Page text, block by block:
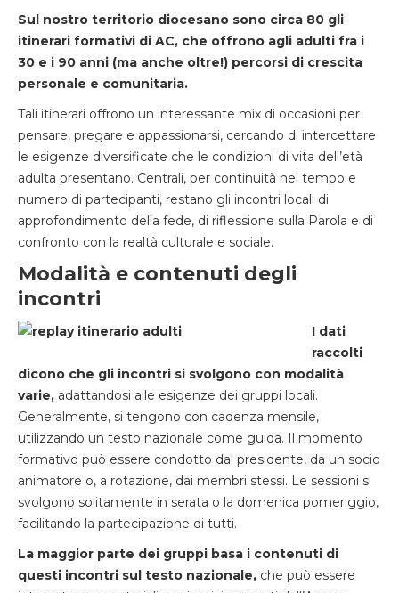
Sul nostro territorio diocesano sono circa 80 gli
itinerari formativi di AC, che offrono agli adulti fra i
30 e i 90 anni (ma anche oltre!) percorsi di crescita
personale e comunitaria.
Tali itinerari offrono un interessante mix di occasioni per
pensare, pregare e appassionarsi, cercando di intercettare
le esigenze diversificate che le condizioni di vita dell’età
adulta presentano. Centrali, per continuità nel tempo e
numero di partecipanti, restano gli incontri locali di
approfondimento della fede, di riflessione sulla Parola e di
confronto con la realtà culturale e sociale.
Modalità e contenuti degli
incontri
I dati
raccolti
dicono che gli incontri si svolgono con modalità
varie, adattandosi alle esigenze dei gruppi locali.
Generalmente, si tengono con cadenza mensile,
utilizzando un testo nazionale come guida. Il momento
formativo può essere condotto dal presidente, da un socio
animatore o, a rotazione, dai membri stessi. Le sessioni si
svolgono solitamente in serata o la domenica pomeriggio,
facilitando la partecipazione di tutti.
La maggior parte dei gruppi basa i contenuti di
questi incontri sul testo nazionale, che può essere